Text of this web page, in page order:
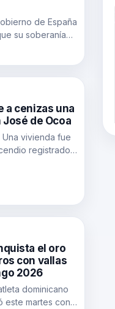
de España
su soberanía
a cenizas una
de Ocoa
vivienda fue
registrado
el oro
con vallas
2026
dominicano
este martes con